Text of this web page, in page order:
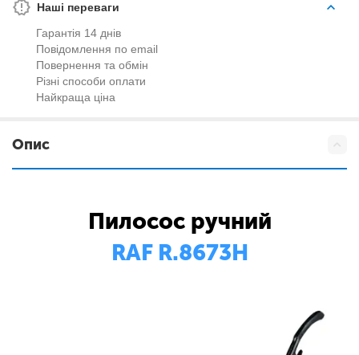
Наші переваги
Гарантія 14 днів
Повідомлення по email
Повернення та обмін
Різні способи оплати
Найкраща ціна
Опис
Пилосос ручний
RAF R.8673Н